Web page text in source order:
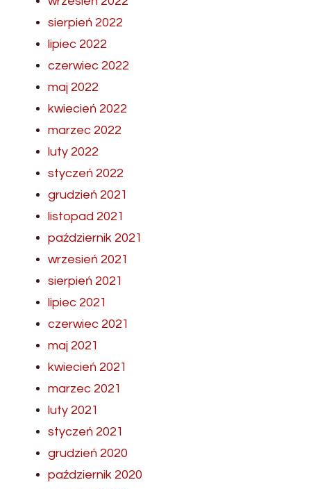
sierpień 2022
lipiec 2022
czerwiec 2022
maj 2022
kwiecień 2022
marzec 2022
luty 2022
styczeń 2022
grudzień 2021
listopad 2021
październik 2021
wrzesień 2021
sierpień 2021
lipiec 2021
czerwiec 2021
maj 2021
kwiecień 2021
marzec 2021
luty 2021
styczeń 2021
grudzień 2020
październik 2020